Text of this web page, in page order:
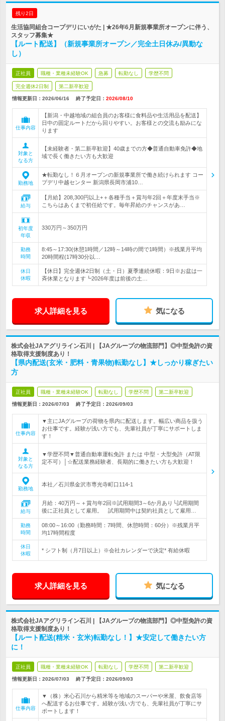
残り2日
生活協同組合コープデリにいがた | ★26年6月新規事業所オープンに伴う、
スタッフ募集★
【ルート配送】（新規事業所オープン／完全土日休み/異動な
し）
正社員 職種・業種未経験OK 急募 転勤なし 学歴不問
完全週休2日制 第二新卒歓迎
情報更新日：2026/06/16 終了予定日： 2026/08/10
仕事内容
【新潟・中越地域の組合員のお客様に食料品や生活用品を配送】
日中の固定ルートだから回りやすい。お客様との交流も励みにな
ります
対象と
なる方
【未経験者・第二新卒歓迎】40歳までの方◆普通自動車免許◆地
域で長く働きたい方も大歓迎
勤務地
★転勤なし！６月オープンの新規事業所で働き続けられます コー
プデリ中越センター 新潟県長岡市浦10…
給与
【月給】208,300円以上+＋各種手当＋賞与年2回＋年度末手当※
こちらはあくまで初任給です。毎年昇給のチャンスがあ…
初年度
年収
330万円～350万円
勤務
時間
8:45～17:30(休憩1時間／12時～14時の間で1時間）※残業月平均
20時間程(17時30分以…
休日
休暇
【休日】完全週休2日制（土・日）夏季連続休暇：9日※お盆は一
斉休業となります┗2026年度は前後の土…
求人詳細を見る 気になる
株式会社JAアグリライン石川 | 【JAグループの物流部門】◎中型免許の資
格取得支援制度あり！
【県内配送(玄米・肥料・青果物)転勤なし】★しっかり稼ぎたい
方
正社員 職種・業種未経験OK 転勤なし 学歴不問 第二新卒歓迎
情報更新日：2026/07/03 終了予定日： 2026/09/03
仕事内容
▼主にJAグループの荷物を県内に配送します。幅広い商品を扱う
お仕事です。経験が浅い方でも、先輩社員が丁寧にサポートしま
す！
対象と
なる方
▼学歴不問▼普通自動車運転免許 または 中型・大型免許（AT限
定不可）│☆配送業務経験者、長期的に働きたい方も大歓迎！
勤務地
本社／石川県金沢市専光寺町口114-1
給与
月給：40万円～＋賞与年2回※試用期間3～6か月あり└試用期間
後に正社員として雇用。 試用期間中は契約社員として雇用…
勤務
時間
08:00～16:00（勤務時間：7時間、休憩時間：60分）※残業月平
均17時間程度
休日
休暇
* シフト制（月7日以上）※会社カレンダーで決定* 有給休暇
求人詳細を見る 気になる
株式会社JAアグリライン石川 | 【JAグループの物流部門】◎中型免許の資
格取得支援制度あり！
【ルート配送(精米・玄米)転勤なし！】★安定して働きたい方
に！
正社員 職種・業種未経験OK 転勤なし 学歴不問 第二新卒歓迎
情報更新日：2026/07/03 終了予定日： 2026/09/03
仕事内容
▼（株）米心石川から精米等を地域のスーパーや米屋、飲食店等
へ配送するお仕事です。経験が浅い方でも、先輩社員が丁寧にサ
ポートします！